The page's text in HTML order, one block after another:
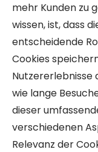
mehr Kunden zu
wissen, ist, dass
entscheidende
Cookies
Nutzererlebnisse
wie lange
dieser
verschiedenen
Relevanz der